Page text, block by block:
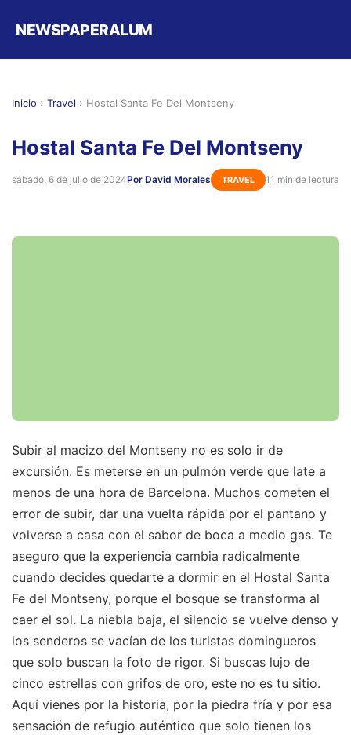
NEWSPAPERALUM
Inicio › Travel › Hostal Santa Fe Del Montseny
Hostal Santa Fe Del Montseny
sábado, 6 de julio de 2024Por David Morales TRAVEL 11 min de lectura
Subir al macizo del Montseny no es solo ir de
excursión. Es meterse en un pulmón verde que late a
menos de una hora de Barcelona. Muchos cometen el
error de subir, dar una vuelta rápida por el pantano y
volverse a casa con el sabor de boca a medio gas. Te
aseguro que la experiencia cambia radicalmente
cuando decides quedarte a dormir en el Hostal Santa
Fe del Montseny, porque el bosque se transforma al
caer el sol. La niebla baja, el silencio se vuelve denso y
los senderos se vacían de los turistas domingueros
que solo buscan la foto de rigor. Si buscas lujo de
cinco estrellas con grifos de oro, este no es tu sitio.
Aquí vienes por la historia, por la piedra fría y por esa
sensación de refugio auténtico que solo tienen los